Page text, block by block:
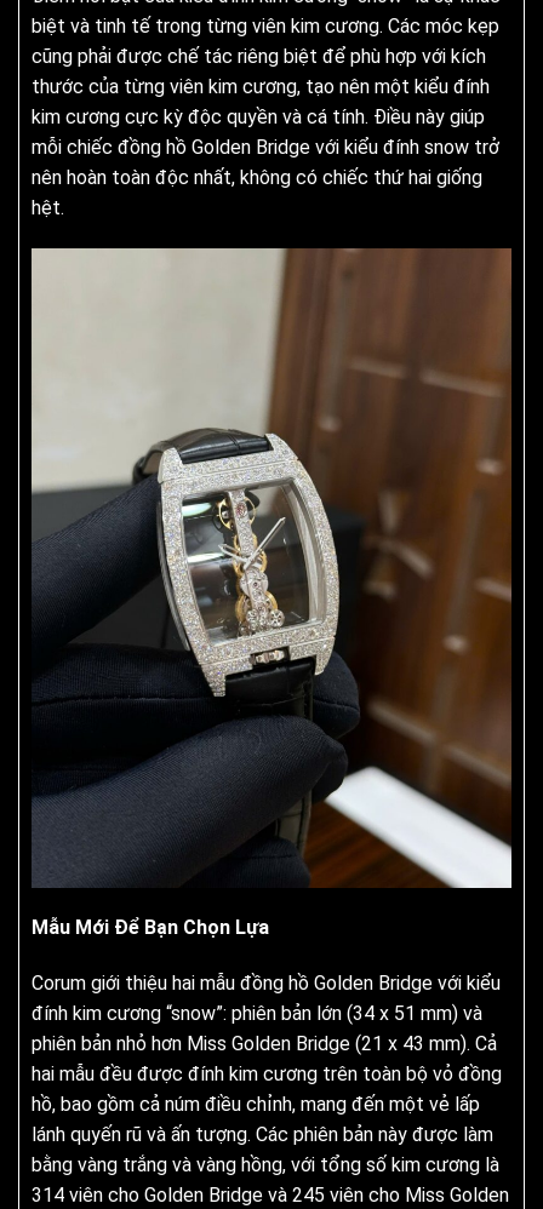
biệt và tinh tế trong từng viên kim cương. Các móc kẹp
cũng phải được chế tác riêng biệt để phù hợp với kích
thước của từng viên kim cương, tạo nên một kiểu đính
kim cương cực kỳ độc quyền và cá tính. Điều này giúp
mỗi chiếc đồng hồ Golden Bridge với kiểu đính snow trở
nên hoàn toàn độc nhất, không có chiếc thứ hai giống
hệt.
Mẫu Mới Để Bạn Chọn Lựa
Corum giới thiệu hai mẫu đồng hồ Golden Bridge với kiểu
đính kim cương “snow”: phiên bản lớn (34 x 51 mm) và
phiên bản nhỏ hơn Miss Golden Bridge (21 x 43 mm). Cả
hai mẫu đều được đính kim cương trên toàn bộ vỏ đồng
hồ, bao gồm cả núm điều chỉnh, mang đến một vẻ lấp
lánh quyến rũ và ấn tượng. Các phiên bản này được làm
bằng vàng trắng và vàng hồng, với tổng số kim cương là
314 viên cho Golden Bridge và 245 viên cho Miss Golden